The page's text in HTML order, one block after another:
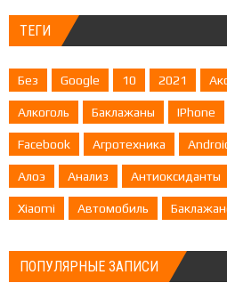
ТЕГИ
Без Google 10 2021
Алкоголь Баклажаны IPhone
Facebook Агротехника
Алоэ Анализ Антиоксиданты
Xiaomi Автомобиль
ПОПУЛЯРНЫЕ ЗАПИСИ